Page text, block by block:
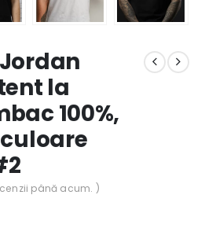
la
100%,
până acum. )